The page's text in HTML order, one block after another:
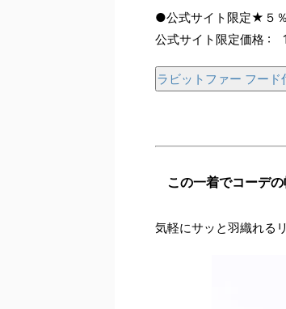
●公式サイト限定★５
公式サイト限定価格 :
ラビットファー フード
この一着でコーデ
気軽にサッと羽織れる